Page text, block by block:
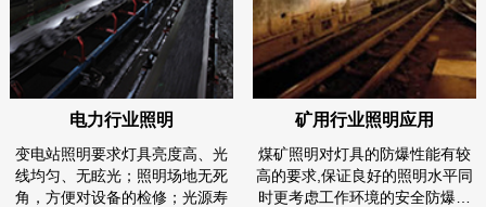
电力行业照明
变电站照明要求灯具亮度高、光
线均匀、无眩光；照明场地无死
角，方便对设备的检修；光源寿
矿用行业照明应用
煤矿照明对灯具的防爆性能有较
高的要求,保证良好的照明水平同
时更考虑工作环境的安全防爆…